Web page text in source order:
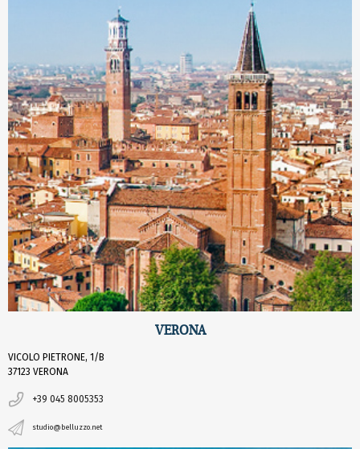
VERONA
VICOLO PIETRONE, 1/B
37123 VERONA
+39 045 8005353
studio@belluzzo.net